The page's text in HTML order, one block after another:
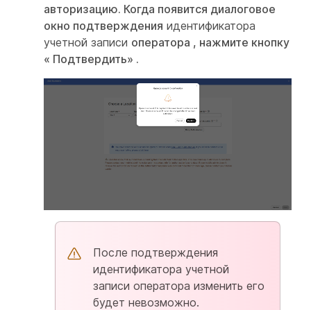
авторизацию. Когда появится диалоговое
окно подтверждения идентификатора
учетной записи оператора , нажмите кнопку
« Подтвердить» .
После подтверждения
идентификатора учетной
записи оператора изменить его
будет невозможно.